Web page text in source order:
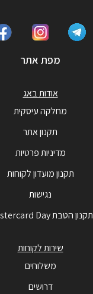
מפת אתר
אודות באג
מחלקה עיסקית
תקנון אתר
מדיניות פרטיות
תקנון מועדון לקוחות
נגישות
תקנון הטבת Mastercard Day
שירות לקוחות
משלוחים
דרושים